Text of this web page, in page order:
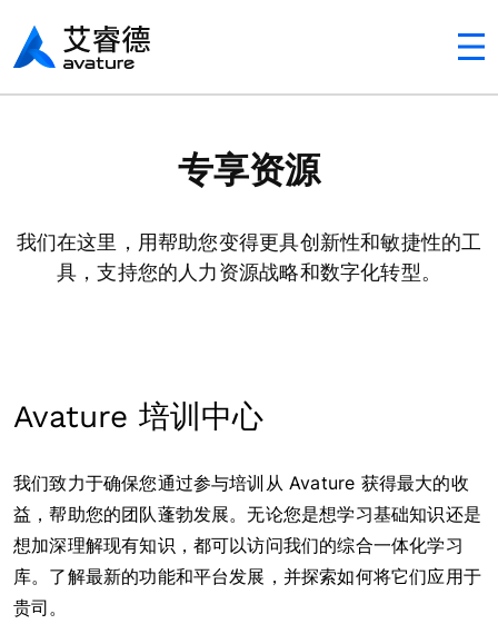
Avaturehcm
专享资源
我们在这里，用帮助您变得更具创新性和敏捷性的工
具，支持您的人力资源战略和数字化转型。
Avature 培训中心
我们致力于确保您通过参与培训从 Avature 获得最大的收
益，帮助您的团队蓬勃发展。无论您是想学习基础知识还是
想加深理解现有知识，都可以访问我们的综合一体化学习
库。了解最新的功能和平台发展，并探索如何将它们应用于
贵司。